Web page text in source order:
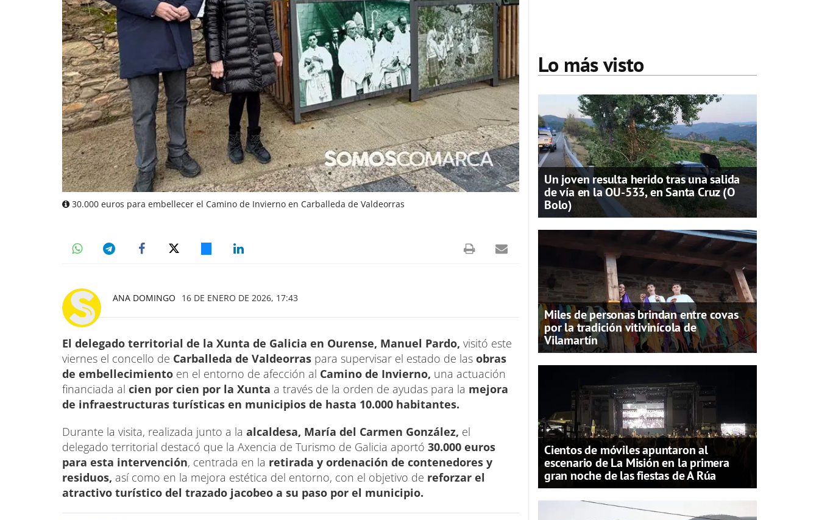
30.000 euros para embellecer el Camino de Invierno en Carballeda de Valdeorras
ANA DOMINGO 16 DE ENERO DE 2026, 17:43
El delegado territorial de la Xunta de Galicia en Ourense, Manuel Pardo, visitó este
viernes el concello de Carballeda de Valdeorras para supervisar el estado de las obras
de embellecimiento en el entorno de afección al Camino de Invierno, una actuación
financiada al cien por cien por la Xunta a través de la orden de ayudas para la mejora
de infraestructuras turísticas en municipios de hasta 10.000 habitantes.
Durante la visita, realizada junto a la alcaldesa, María del Carmen González, el
delegado territorial destacó que la Axencia de Turismo de Galicia aportó 30.000 euros
para esta intervención, centrada en la retirada y ordenación de contenedores y
residuos, así como en la mejora estética del entorno, con el objetivo de reforzar el
atractivo turístico del trazado jacobeo a su paso por el municipio.
Lo más visto
Un joven resulta herido tras una salida
de vía en la OU-533, en Santa Cruz (O
Bolo)
Miles de personas brindan entre covas
por la tradición vitivinícola de
Vilamartín
Cientos de móviles apuntaron al
escenario de La Misión en la primera
gran noche de las fiestas de A Rúa